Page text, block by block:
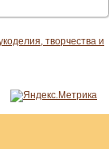
творчества и